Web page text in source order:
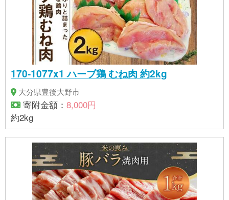
170-1077x1 ハーブ鶏 むね肉 約2kg
大分県豊後大野市
寄附金額： 8,000円
約2kg